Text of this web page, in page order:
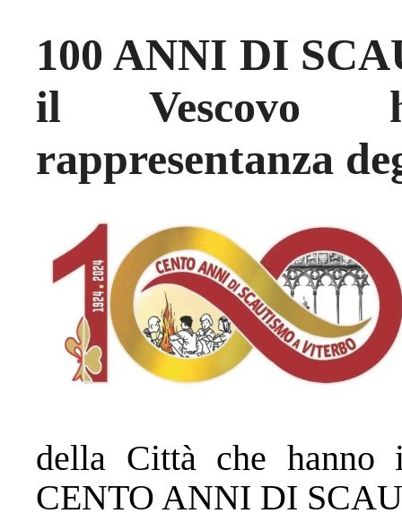
100 ANNI DI
il Vescovo
rappresentanza
della Città che hanno
CENTO ANNI DI